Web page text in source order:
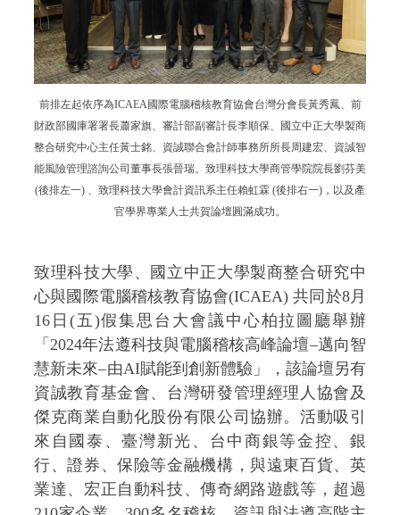
前排左起依序為ICAEA國際電腦稽核教育協會台灣分會長黃秀鳳、前
財政部國庫署署長蕭家旗、審計部副審計長李順保、國立中正大學製商
整合研究中心主任黃士銘、資誠聯合會計師事務所所長周建宏、資誠智
能風險管理諮詢公司董事長張晉瑞。 致理科技大學商管學院院長劉芬美
(後排左一) 、致理科技大學會計資訊系主任賴虹霖 (後排右一)，以及產
官學界專業人士共賀論壇圓滿成功。
致理科技大學、國立中正大學製商整合研究中
心與國際電腦稽核教育協會(ICAEA) 共同於8月
16日(五)假集思台大會議中心柏拉圖廳舉辦
「2024年法遵科技與電腦稽核高峰論壇–邁向智
慧新未來–由AI賦能到創新體驗」，該論壇另有
資誠教育基金會、台灣研發管理經理人協會及
傑克商業自動化股份有限公司協辦。活動吸引
來自國泰、臺灣新光、台中商銀等金控、銀
行、證券、保險等金融機構，與遠東百貨、英
業達、宏正自動科技、傳奇網路遊戲等，超過